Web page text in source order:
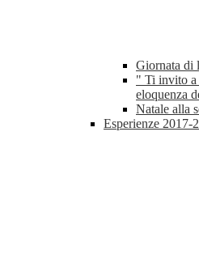
Giornata di
" Ti invito a
eloquenza
Natale alla
Esperienze 2017-